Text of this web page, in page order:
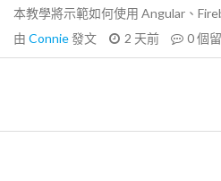
本教學將示範如何使用 Angular、
由 Connie發文 2 天前 0個